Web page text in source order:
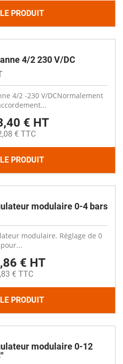
PRODUIT
4/2 230 V/DC
4/2 -230 V/DCNormalement
€ HT
€ TTC
PRODUIT
modulaire 0-4 bars
modulaire. Réglage de 0
€ HT
€ TTC
PRODUIT
modulaire 0-12